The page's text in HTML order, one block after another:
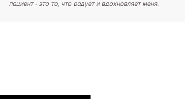
пациент - это то, что радует и вдохновляет меня.